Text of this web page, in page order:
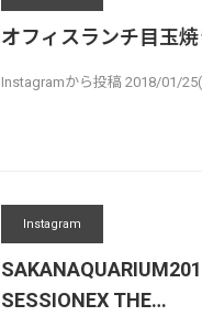
オフィスランチ目玉
Instagramから投稿 2018/01/
Instagram
SESSIONEX THE…